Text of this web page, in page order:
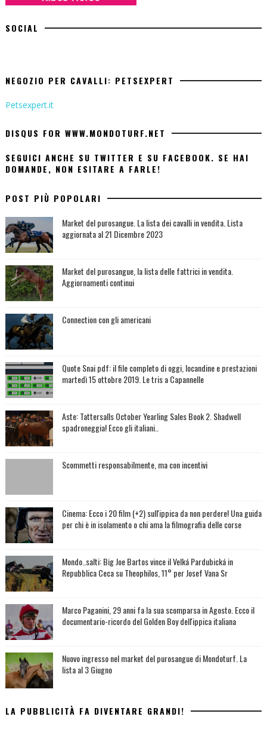
SOCIAL
NEGOZIO PER CAVALLI: PETSEXPERT
Petsexpert.it
DISQUS FOR WWW.MONDOTURF.NET
SEGUICI ANCHE SU TWITTER E SU FACEBOOK. SE HAI
DOMANDE, NON ESITARE A FARLE!
POST PIÙ POPOLARI
Market del purosangue. La lista dei cavalli in vendita. Lista
aggiornata al 21 Dicembre 2023
Market del purosangue, la lista delle fattrici in vendita.
Aggiornamenti continui
Connection con gli americani
Quote Snai pdf: il file completo di oggi, locandine e prestazioni
martedì 15 ottobre 2019. Le tris a Capannelle
Aste: Tattersalls October Yearling Sales Book 2. Shadwell
spadroneggia! Ecco gli italiani..
Scommetti responsabilmente, ma con incentivi
Cinema: Ecco i 20 film (+2) sull'ippica da non perdere! Una guida
per chi è in isolamento o chi ama la filmografia delle corse
Mondo..salti: Big Joe Bartos vince il Velká Pardubická in
Repubblica Ceca su Theophilos, 11° per Josef Vana Sr
Marco Paganini, 29 anni fa la sua scomparsa in Agosto. Ecco il
documentario-ricordo del Golden Boy dell'ippica italiana
Nuovo ingresso nel market del purosangue di Mondoturf. La
lista al 3 Giugno
LA PUBBLICITÀ FA DIVENTARE GRANDI!